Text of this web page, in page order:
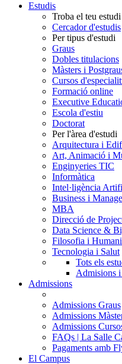
Estudis
Troba el teu estudi
Cercador d'estudis
Per tipus d'estudi
Graus
Dobles titulacions
Màsters i
Cursos
Formació online
Executive
Escola d'estiu
Doctorat
Per l'àrea d'estudi
Arquitectura i
Art, Animació i
Enginyeries TIC
Informàtica
Intel·ligència
Business i
MBA
Direcció de
Data Science &
Filosofia i
Tecnologia i Salut
Tots els
Admisions i
Admissions
Admissions Graus
Admissions
Admissions
FAQs | La Salle
Pagaments amb
El Campus